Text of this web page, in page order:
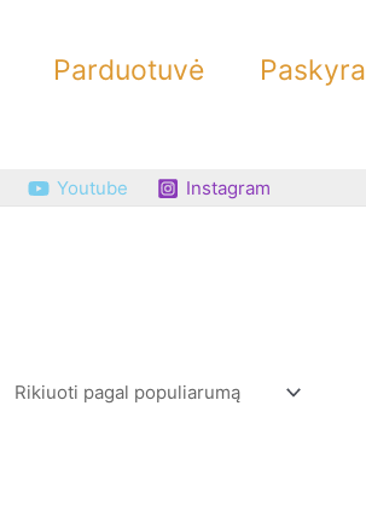
Parduotuvė Paskyra
Youtube Instagram